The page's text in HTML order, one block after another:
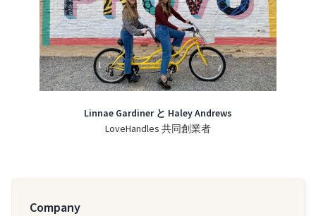
Linnae Gardiner と Haley Andrews
LoveHandles 共同創業者
Company